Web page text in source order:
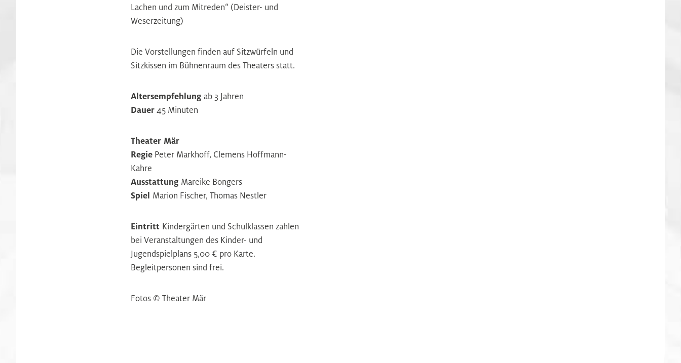
Lachen und zum Mitreden“ (Deister- und
Weserzeitung)
Die Vorstellungen finden auf Sitzwürfeln und
Sitzkissen im Bühnenraum des Theaters statt.
Altersempfehlung ab 3 Jahren
Dauer45 Minuten
Theater Mär
RegiePeter Markhoff, Clemens Hoffmann-
Kahre
Ausstattung Mareike Bongers
Spiel Marion Fischer, Thomas Nestler
Eintritt Kindergärten und Schulklassen zahlen
bei Veranstaltungen des Kinder- und
Jugendspielplans 5,00 € pro Karte.
Begleitpersonen sind frei.
Fotos © Theater Mär